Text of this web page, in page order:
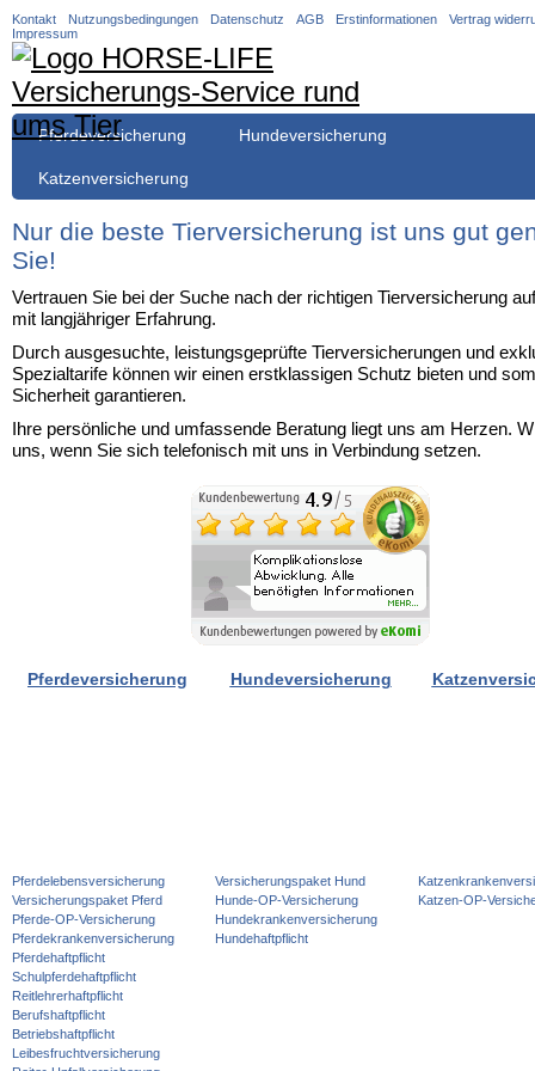
Navigation
überspringen
Kontakt Nutzungsbedingungen Datenschutz AGB Erstinformationen
Vertrag
Impressum
Navigation
Pferdeversicherung Hundeversicherung
Katzenversicherung
Nur die beste Tierversicherung ist uns gut
Sie!
Vertrauen Sie bei der Suche nach der richtigen Tierversicherung
mit langjähriger Erfahrung.
Durch ausgesuchte, leistungsgeprüfte Tierversicherungen und
Spezialtarife können wir einen erstklassigen Schutz bieten und
Sicherheit garantieren.
Ihre persönliche und umfassende Beratung liegt uns am Herzen.
uns, wenn Sie sich telefonisch mit uns in Verbindung setzen.
Pferdeversicherung Hundeversicherung
Navigation
überspringen
Pferdelebensversicherung
Versicherungspaket Pferd
Pferde-OP-Versicherung
Pferdekrankenversicherung
Pferdehaftpflicht
Schulpferdehaftpflicht
Reitlehrerhaftpflicht
Berufshaftpflicht
Betriebshaftpflicht
Leibesfruchtversicherung
Navigation
überspringen
Versicherungspaket Hund
Hunde-OP-Versicherung
Hundekrankenversicherung
Hundehaftpflicht
Navigation
überspringen
Katzen-OP-